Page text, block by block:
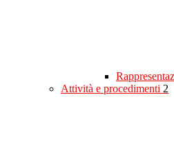
Attività e procedimenti 2